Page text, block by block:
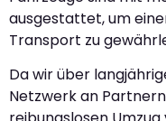
ausgestattet, um
Transport zu
Da wir über
Netzwerk an